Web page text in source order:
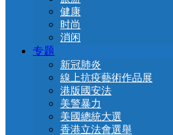
健康
时尚
消闲
专题
新冠肺炎
線上抗疫藝術作品展
港版國安法
美警暴力
美國總統大選
香港立法會選舉